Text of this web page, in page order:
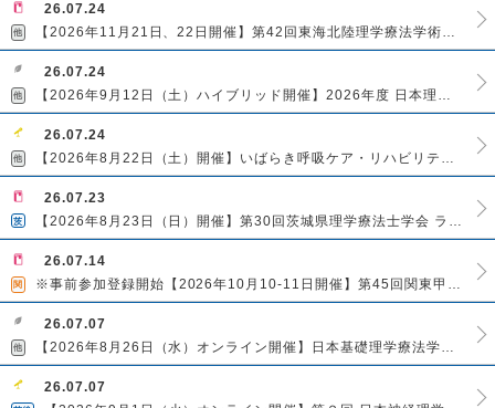
26.07.24
他 【2026年11月21日、22日開催】第42回東海北陸理学療法学術大会
26.07.24
他 【2026年9月12日（土）ハイブリッド開催】2026年度 日本理学療法教育学会 サテライトシンポジウム
26.07.24
他 【2026年8月22日（土）開催】いばらき呼吸ケア・リハビリテーションつながりの会 第４回実技講習会 初心者向け在宅エコーセミナー
26.07.23
茨 【2026年8月23日（日）開催】第30回茨城県理学療法士学会 ランチョンセミナーのご案内
26.07.14
関 ※事前参加登録開始【2026年10月10-11日開催】第45回関東甲信越ブロック理学療法士学会
26.07.07
他 【2026年8月26日（水）オンライン開催】日本基礎理学療法学会 第13回 基礎理学療法学セミナー
26.07.07